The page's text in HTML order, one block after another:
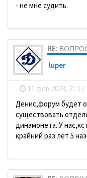
- не мне судить.
RE:
luper
- 11 фев 2023, 21:17
Денис,форум будет
существовать
динамонета. У
крайний раз лет 5